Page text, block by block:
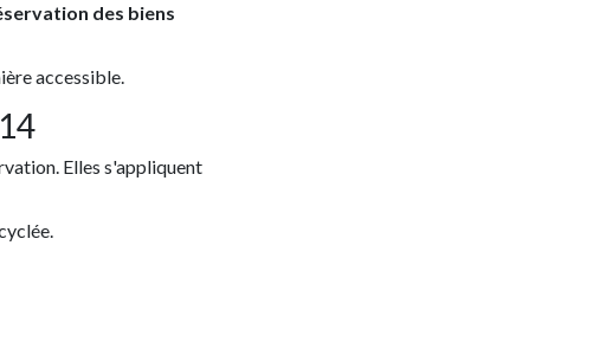
des biens
accessible.
Elles s'appliquent